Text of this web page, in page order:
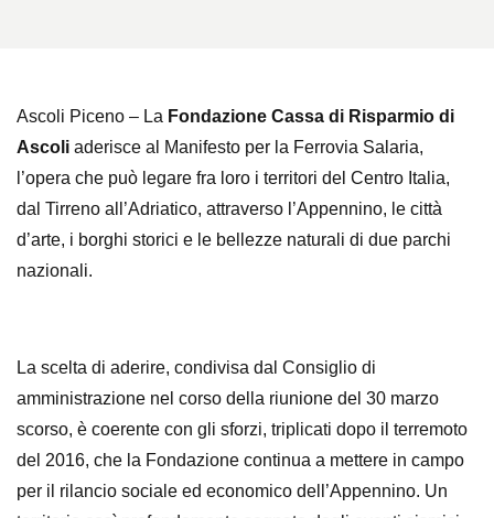
Ascoli Piceno – La Fondazione Cassa di Risparmio di
Ascoli aderisce al Manifesto per la Ferrovia Salaria,
l’opera che può legare fra loro i territori del Centro Italia,
dal Tirreno all’Adriatico, attraverso l’Appennino, le città
d’arte, i borghi storici e le bellezze naturali di due parchi
nazionali.
La scelta di aderire, condivisa dal Consiglio di
amministrazione nel corso della riunione del 30 marzo
scorso, è coerente con gli sforzi, triplicati dopo il terremoto
del 2016, che la Fondazione continua a mettere in campo
per il rilancio sociale ed economico dell’Appennino. Un